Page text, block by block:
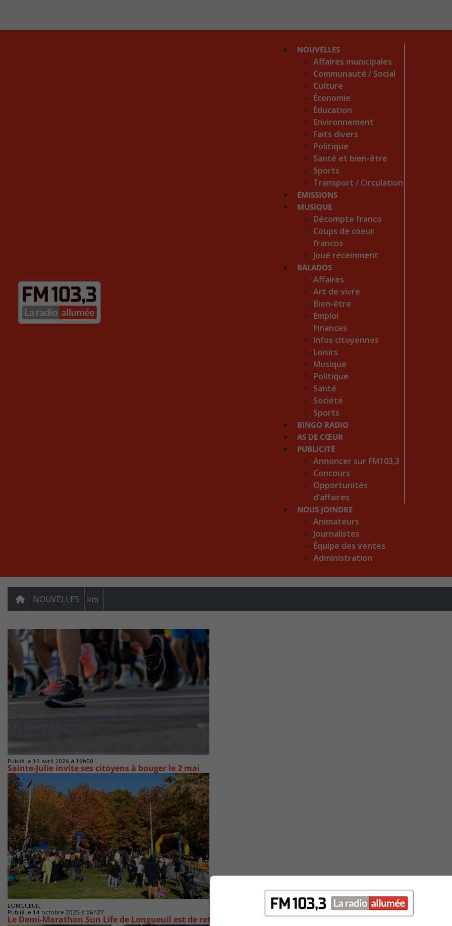
NOUVELLES
Affaires municipales
Communauté / Social
Culture
Économie
Éducation
Environnement
Faits divers
Politique
Santé et bien-être
Sports
Transport / Circulation
ÉMISSIONS
MUSIQUE
Décompte franco
Coups de coeur
francos
Joué récemment
BALADOS
Affaires
Art de vivre
Bien-être
Emploi
Finances
Infos citoyennes
Loisirs
Musique
Politique
Santé
Société
Sports
BINGO RADIO
AS DE CŒUR
PUBLICITÉ
Annoncer sur FM103,3
Concours
Opportunités
d’affaires
NOUS JOINDRE
Animateurs
Journalistes
Équipe des ventes
Administration
NOUVELLES km
Publié le 19 avril 2026 à 16h00
Sainte-Julie invite ses citoyens à bouger le 2 mai
LONGUEUIL
Publié le 14 octobre 2025 à 06h27
Le Demi-Marathon Sun Life de Longueuil est de retour